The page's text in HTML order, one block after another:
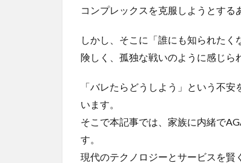
コンプレックスを克服しようとする
しかし、そこに「誰にも知られた
険しく、孤独な戦いのように感じら
「バレたらどうしよう」という不
います。
そこで本記事では、家族に内緒で
す。
現代のテクノロジーとサービスを賢